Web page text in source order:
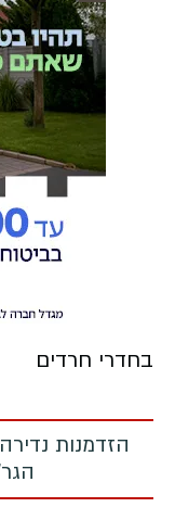
בחדרי חרדים
הזדמנות